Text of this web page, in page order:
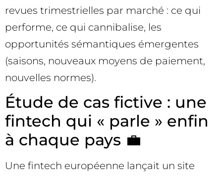
revues trimestrielles par marché : ce qui
performe, ce qui cannibalise, les
opportunités sémantiques émergentes
(saisons, nouveaux moyens de paiement,
nouvelles normes).
Étude de cas fictive : une
fintech qui « parle » enfin
à chaque pays 💼
Une fintech européenne lançait un site